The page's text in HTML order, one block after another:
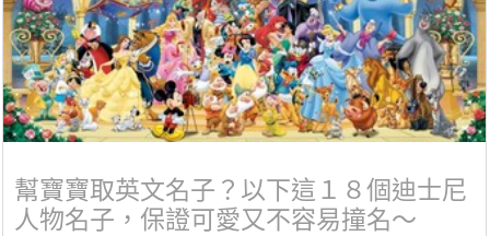
幫寶寶取英文名子？以下這１８個迪士尼
人物名子，保證可愛又不容易撞名～